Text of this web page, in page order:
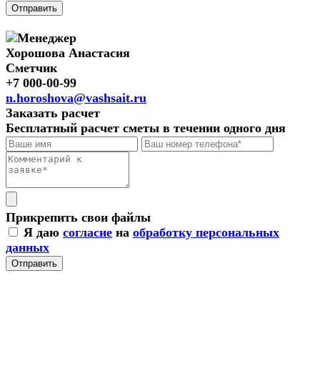
Отправить
Хорошова Анастасия
Сметчик
+7 000-00-99
n.horoshova@vashsait.ru
Заказать расчет
Бесплатный расчет сметы в течении одного дня
Прикрепить свои файлы
Я даю согласие на обработку персональных
данных
Отправить